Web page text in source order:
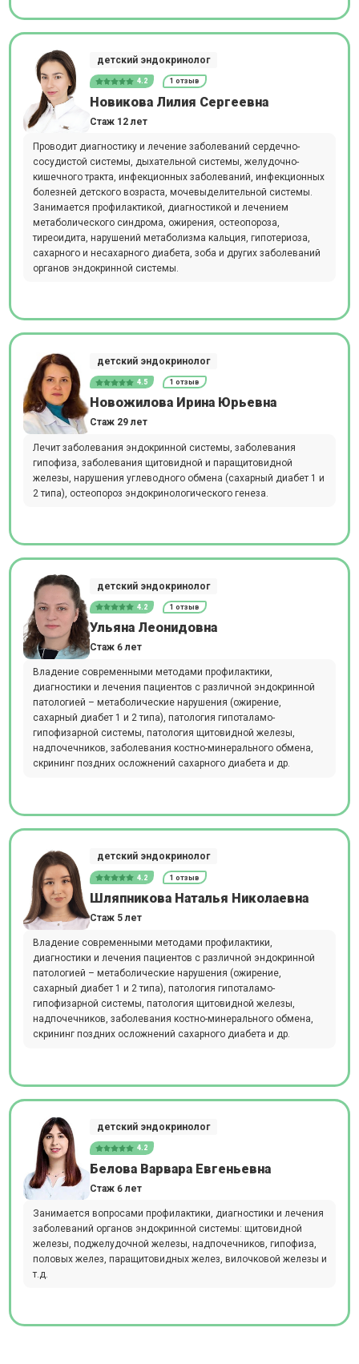
детский эндокринолог
4.2 1 отзыв
Новикова Лилия Сергеевна
Стаж 12 лет
Проводит диагностику и лечение заболеваний сердечно-
сосудистой системы, дыхательной системы, желудочно-
кишечного тракта, инфекционных заболеваний, инфекционных
болезней детского возраста, мочевыделительной системы.
Занимается профилактикой, диагностикой и лечением
метаболического синдрома, ожирения, остеопороза,
тиреоидита, нарушений метаболизма кальция, гипотериоза,
сахарного и несахарного диабета, зоба и других заболеваний
органов эндокринной системы.
детский эндокринолог
4.5 1 отзыв
Новожилова Ирина Юрьевна
Стаж 29 лет
Лечит заболевания эндокринной системы, заболевания
гипофиза, заболевания щитовидной и паращитовидной
железы, нарушения углеводного обмена (сахарный диабет 1 и
2 типа), остеопороз эндокринологического генеза.
детский эндокринолог
4.2 1 отзыв
Ульяна Леонидовна
Стаж 6 лет
Владение современными методами профилактики,
диагностики и лечения пациентов с различной эндокринной
патологией – метаболические нарушения (ожирение,
сахарный диабет 1 и 2 типа), патология гипоталамо-
гипофизарной системы, патология щитовидной железы,
надпочечников, заболевания костно-минерального обмена,
скрининг поздних осложнений сахарного диабета и др.
детский эндокринолог
4.2 1 отзыв
Шляпникова Наталья Николаевна
Стаж 5 лет
Владение современными методами профилактики,
диагностики и лечения пациентов с различной эндокринной
патологией – метаболические нарушения (ожирение,
сахарный диабет 1 и 2 типа), патология гипоталамо-
гипофизарной системы, патология щитовидной железы,
надпочечников, заболевания костно-минерального обмена,
скрининг поздних осложнений сахарного диабета и др.
детский эндокринолог
4.2
Белова Варвара Евгеньевна
Стаж 6 лет
Занимается вопросами профилактики, диагностики и лечения
заболеваний органов эндокринной системы: щитовидной
железы, поджелудочной железы, надпочечников, гипофиза,
половых желез, паращитовидных желез, вилочковой железы и
т.д.